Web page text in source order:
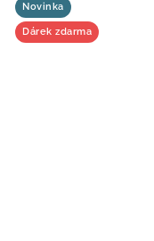
Novinka
Dárek zdarma